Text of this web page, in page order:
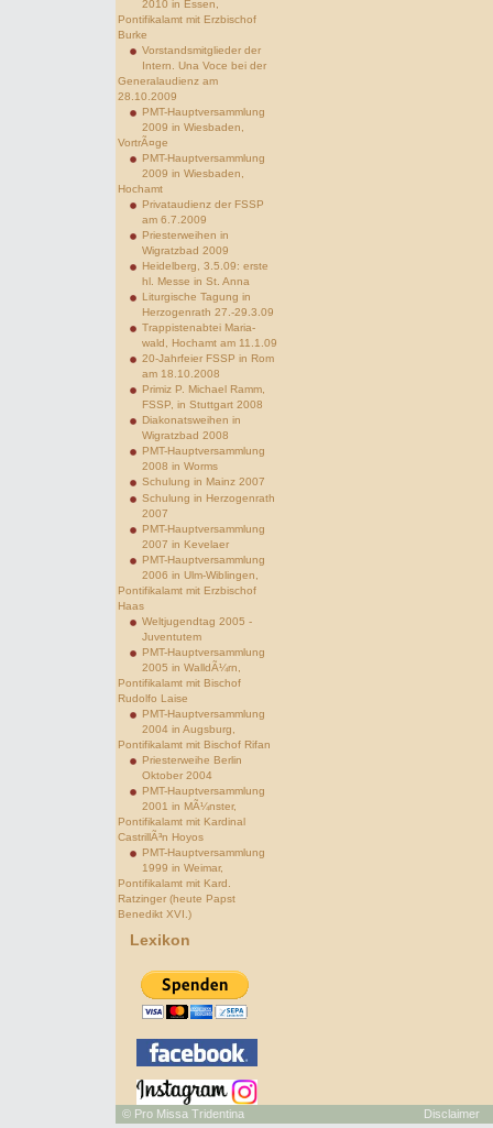
2010 in Essen,
Pontifikalamt mit Erzbischof
Burke
Vorstandsmitglieder der
Intern. Una Voce bei der
Generalaudienz am
28.10.2009
PMT-Hauptversammlung
2009 in Wiesbaden,
VortrÃ¤ge
PMT-Hauptversammlung
2009 in Wiesbaden,
Hochamt
Privataudienz der FSSP
am 6.7.2009
Priesterweihen in
Wigratzbad 2009
Heidelberg, 3.5.09: erste
hl. Messe in St. Anna
Liturgische Tagung in
Herzogenrath 27.-29.3.09
Trappistenabtei Maria-
wald, Hochamt am 11.1.09
20-Jahrfeier FSSP in Rom
am 18.10.2008
Primiz P. Michael Ramm,
FSSP, in Stuttgart 2008
Diakonatsweihen in
Wigratzbad 2008
PMT-Hauptversammlung
2008 in Worms
Schulung in Mainz 2007
Schulung in Herzogenrath
2007
PMT-Hauptversammlung
2007 in Kevelaer
PMT-Hauptversammlung
2006 in Ulm-Wiblingen,
Pontifikalamt mit Erzbischof
Haas
Weltjugendtag 2005 -
Juventutem
PMT-Hauptversammlung
2005 in WalldÃ¼rn,
Pontifikalamt mit Bischof
Rudolfo Laise
PMT-Hauptversammlung
2004 in Augsburg,
Pontifikalamt mit Bischof Rifan
Priesterweihe Berlin
Oktober 2004
PMT-Hauptversammlung
2001 in MÃ¼nster,
Pontifikalamt mit Kardinal
CastrillÃ³n Hoyos
PMT-Hauptversammlung
1999 in Weimar,
Pontifikalamt mit Kard.
Ratzinger (heute Papst
Benedikt XVI.)
Lexikon
© Pro Missa Tridentina Disclaimer